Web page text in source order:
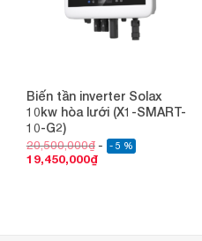
Biến tần inverter Solax
10kw hòa lưới (X1-SMART-
10-G2)
20,500,000₫ - 5 %
19,450,000₫